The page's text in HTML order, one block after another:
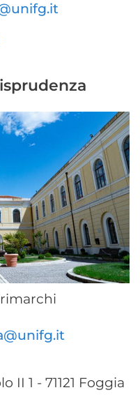
II 1 - 71121 Foggia